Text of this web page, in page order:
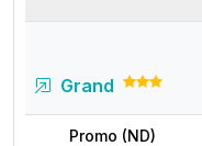
Grand
Promo (ND)